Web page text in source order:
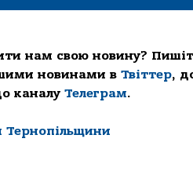
нам свою новину?
новинами в Твіттер,
каналу Телеграм.
Тернопільщини